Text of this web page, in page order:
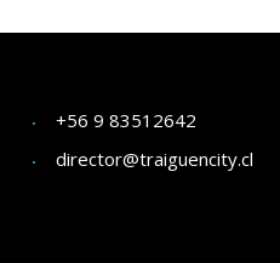
+56 9 83512642
director@traiguencity.cl